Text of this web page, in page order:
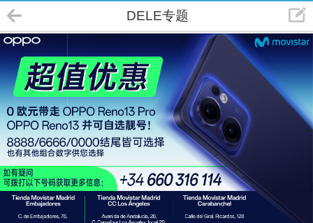
DELE专题